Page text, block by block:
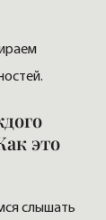
это
слышать